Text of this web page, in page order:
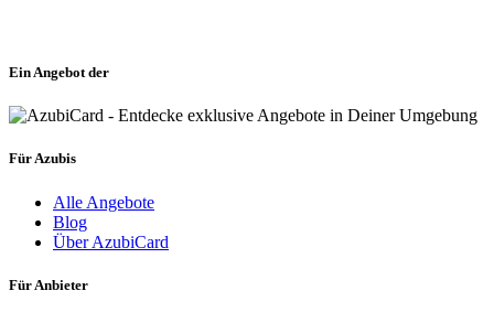
Ein Angebot der
Für Azubis
Alle Angebote
Blog
Über AzubiCard
Für Anbieter